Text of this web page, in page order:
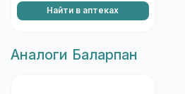
Найти в аптеках
Aналоги Баларпан